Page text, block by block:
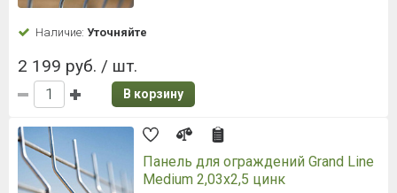
Наличие: Уточняйте
2 199 руб. / шт.
В корзину
Панель для ограждений Grand Line
Medium 2,03x2,5 цинк